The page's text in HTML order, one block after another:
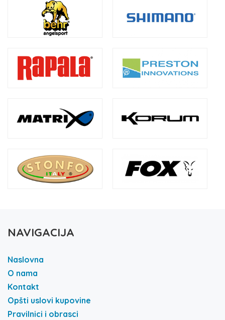
NAVIGACIJA
Naslovna
O nama
Kontakt
Opšti uslovi kupovine
Pravilnici i obrasci